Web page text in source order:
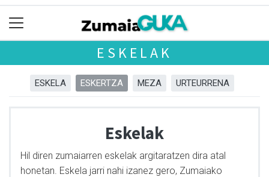
ESKELAK
ESKELA ESKERTZA MEZA URTEURRENA
Eskelak
Hil diren zumaiarren eskelak argitaratzen dira atal
honetan. Eskela jarri nahi izanez gero, Zumaiako